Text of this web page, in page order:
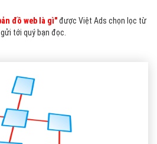
đồ web là gì"được Việt Ads chọn lọc từ
tới quý bạn đọc.